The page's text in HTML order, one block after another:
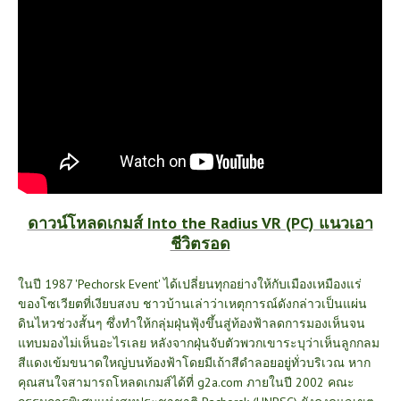
ดาวน์โหลดเกมส์ Into the Radius VR (PC) แนวเอา
ชีวิตรอด
ในปี 1987 'Pechorsk Event' ได้เปลี่ยนทุกอย่างให้กับเมืองเหมืองแร่
ของโซเวียตที่เงียบสงบ ชาวบ้านเล่าว่าเหตุการณ์ดังกล่าวเป็นแผ่น
ดินไหวช่วงสั้นๆ ซึ่งทำให้กลุ่มฝุ่นฟุ้งขึ้นสู่ท้องฟ้าลดการมองเห็นจน
แทบมองไม่เห็นอะไรเลย หลังจากฝุ่นจับตัวพวกเขาระบุว่าเห็นลูกกลม
สีแดงเข้มขนาดใหญ่บนท้องฟ้าโดยมีเถ้าสีดำลอยอยู่ทั่วบริเวณ หาก
คุณสนใจสามารถโหลดเกมส์ได้ที่ g2a.com ภายในปี 2002 คณะ